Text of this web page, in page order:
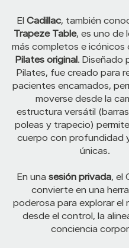
El Cadillac, también
Trapeze Table, es uno de
más completos e icónicos
Pilates original. Diseñado
Pilates, fue creado para
pacientes encamados,
moverse desde la
estructura versátil
poleas y trapecio)
cuerpo con profundidad
únicas.
En una sesión privada, el
convierte en una
poderosa para explorar el
desde el control, la
conciencia